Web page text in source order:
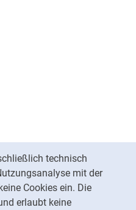
technisch
mit der
Cookies ein. Die
erlaubt keine